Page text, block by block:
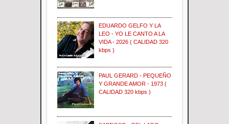
EDUARDO GELFO Y LA
LEO - YO LE CANTO A LA
VIDA - 2026 ( CALIDAD 320
kbps )
PAUL GERARD - PEQUEÑO
Y GRANDE AMOR - 1973 (
CALIDAD 320 kbps )